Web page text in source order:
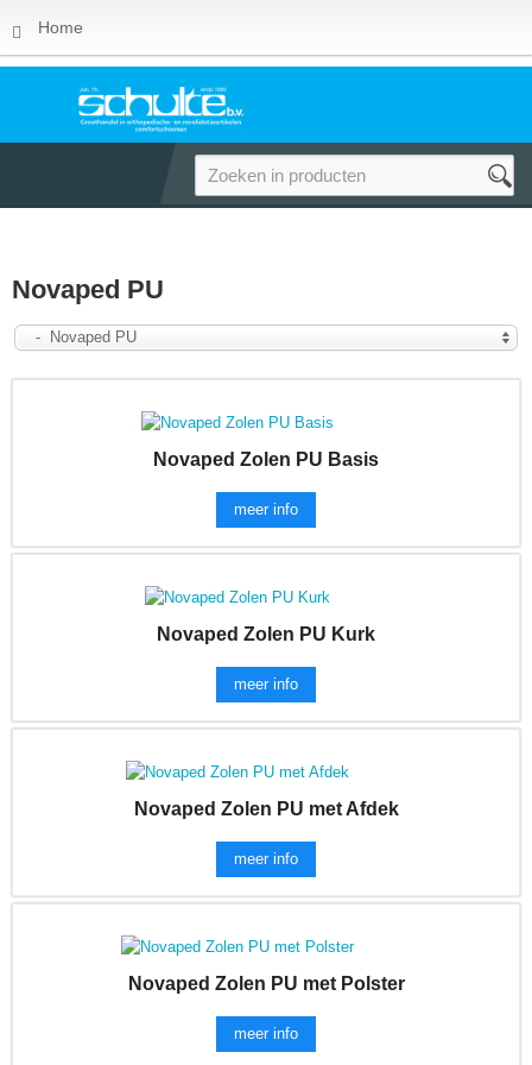
Home
Novaped PU
- Novaped PU
Novaped Zolen PU Basis
meer info
Novaped Zolen PU Kurk
meer info
Novaped Zolen PU met Afdek
meer info
Novaped Zolen PU met Polster
meer info